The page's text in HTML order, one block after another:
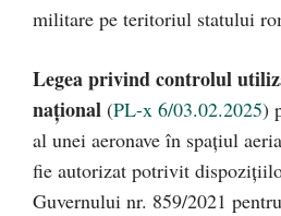
militare pe teritoriul statului
Legea privind controlul
național (PL-x 6/03.02.2025)
al unei aeronave în spațiul
fie autorizat potrivit
Guvernului nr. 859/2021